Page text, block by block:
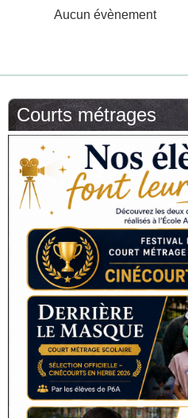
Aucun évènement
Courts métrages